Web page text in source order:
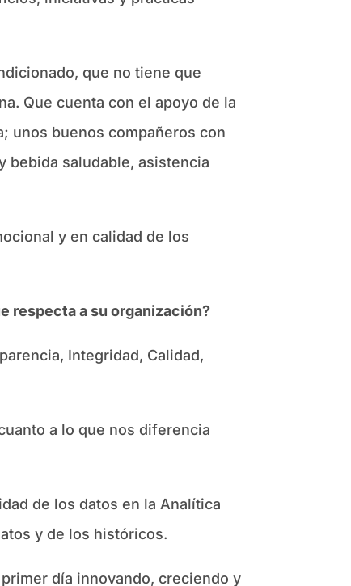
que no tiene que
Que cuenta con el apoyo de la
unos buenos compañeros con
bebida saludable, asistencia
y en calidad de los
respecta a su organización?
Integridad, Calidad,
a lo que nos diferencia
de los datos en la Analítica
y de los históricos.
día innovando, creciendo y